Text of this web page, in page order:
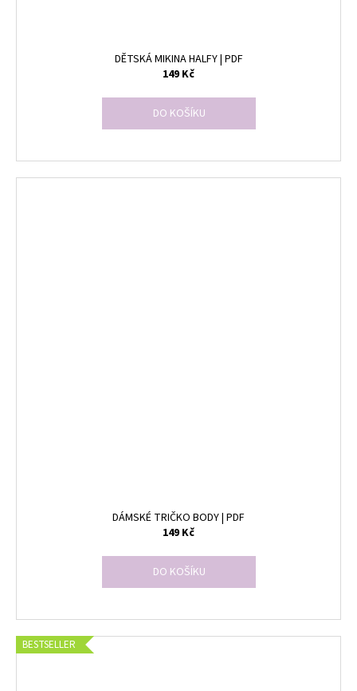
DĚTSKÁ MIKINA HALFY | PDF
149 Kč
DO KOŠÍKU
DÁMSKÉ TRIČKO BODY | PDF
149 Kč
DO KOŠÍKU
BESTSELLER